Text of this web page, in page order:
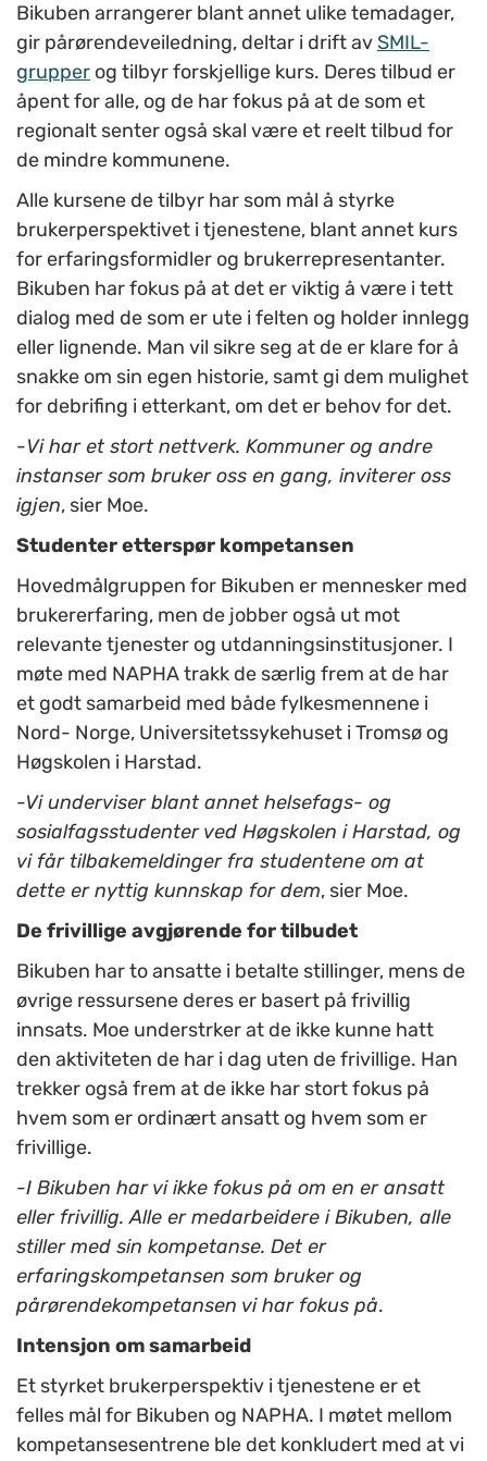
Bikuben arrangerer blant annet ulike temadager,
gir pårørendeveiledning, deltar i drift av SMIL-
grupper og tilbyr forskjellige kurs. Deres tilbud er
åpent for alle, og de har fokus på at de som et
regionalt senter også skal være et reelt tilbud for
de mindre kommunene.
Alle kursene de tilbyr har som mål å styrke
brukerperspektivet i tjenestene, blant annet kurs
for erfaringsformidler og brukerrepresentanter.
Bikuben har fokus på at det er viktig å være i tett
dialog med de som er ute i felten og holder innlegg
eller lignende. Man vil sikre seg at de er klare for å
snakke om sin egen historie, samt gi dem mulighet
for debrifing i etterkant, om det er behov for det.
-Vi har et stort nettverk. Kommuner og andre
instanser som bruker oss en gang, inviterer oss
igjen, sier Moe.
Studenter etterspør kompetansen
Hovedmålgruppen for Bikuben er mennesker med
brukererfaring, men de jobber også ut mot
relevante tjenester og utdanningsinstitusjoner. I
møte med NAPHA trakk de særlig frem at de har
et godt samarbeid med både fylkesmennene i
Nord- Norge, Universitetssykehuset i Tromsø og
Høgskolen i Harstad.
-Vi underviser blant annet helsefags- og
sosialfagsstudenter ved Høgskolen i Harstad, og
vi får tilbakemeldinger fra studentene om at
dette er nyttig kunnskap for dem, sier Moe.
De frivillige avgjørende for tilbudet
Bikuben har to ansatte i betalte stillinger, mens de
øvrige ressursene deres er basert på frivillig
innsats. Moe understrker at de ikke kunne hatt
den aktiviteten de har i dag uten de frivillige. Han
trekker også frem at de ikke har stort fokus på
hvem som er ordinært ansatt og hvem som er
frivillige.
-I Bikuben har vi ikke fokus på om en er ansatt
eller frivillig. Alle er medarbeidere i Bikuben, alle
stiller med sin kompetanse. Det er
erfaringskompetansen som bruker og
pårørendekompetansen vi har fokus på.
Intensjon om samarbeid
Et styrket brukerperspektiv i tjenestene er et
felles mål for Bikuben og NAPHA. I møtet mellom
kompetansesentrene ble det konkludert med at vi